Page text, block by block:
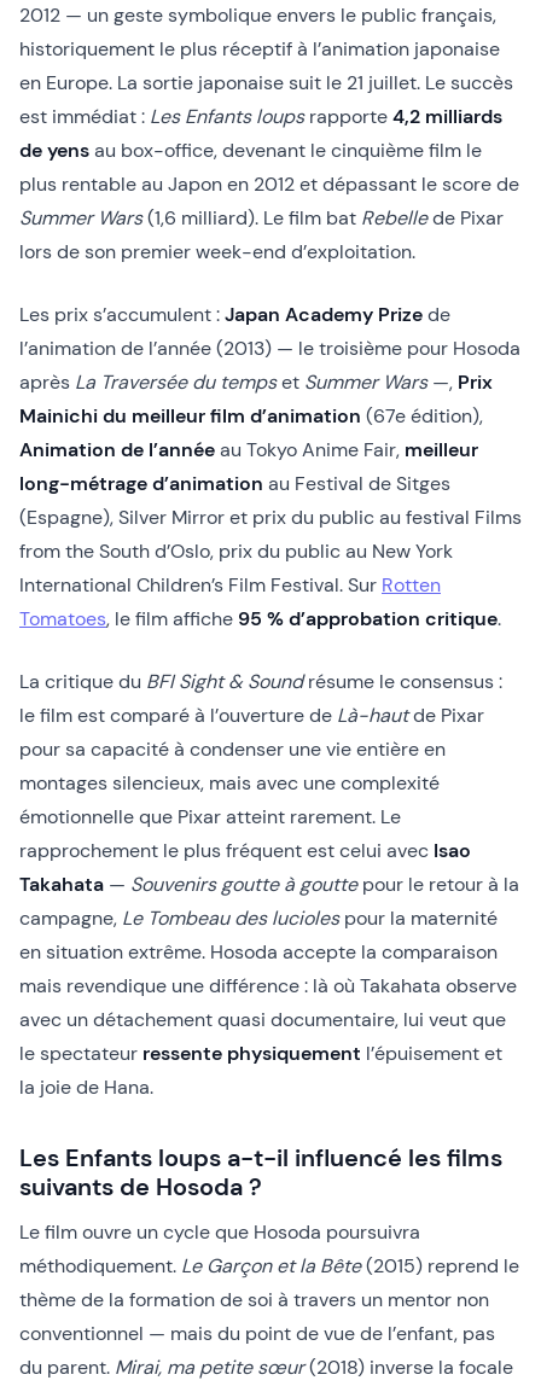
2012 — un geste symbolique envers le public français,
historiquement le plus réceptif à l’animation japonaise
en Europe. La sortie japonaise suit le 21 juillet. Le succès
est immédiat : Les Enfants loupsrapporte4,2 milliards
de yensau box-office, devenant le cinquième film le
plus rentable au Japon en 2012 et dépassant le score de
Summer Wars(1,6 milliard). Le film bat Rebellede Pixar
lors de son premier week-end d’exploitation.
Les prix s’accumulent :Japan Academy Prizede
l’animation de l’année (2013) — le troisième pour Hosoda
après La Traversée du tempset Summer Wars—, Prix
Mainichi du meilleur film d’animation (67e édition),
Animation de l’annéeau Tokyo Anime Fair, meilleur
long-métrage d’animation au Festival de Sitges
(Espagne), Silver Mirror et prix du public au festival Films
from the South d’Oslo, prix du public au New York
International Children’s Film Festival. Sur Rotten
Tomatoes, le film affiche 95 % d’approbation critique.
La critique du BFI Sight & Soundrésume le consensus :
le film est comparé à l’ouverture de Là-hautde Pixar
pour sa capacité à condenser une vie entière en
montages silencieux, mais avec une complexité
émotionnelle que Pixar atteint rarement. Le
rapprochement le plus fréquent est celui avec Isao
Takahata — Souvenirs goutte à gouttepour le retour à la
campagne, Le Tombeau des luciolespour la maternité
en situation extrême. Hosoda accepte la comparaison
mais revendique une différence : là où Takahata observe
avec un détachement quasi documentaire, lui veut que
le spectateur ressente physiquement l’épuisement et
la joie de Hana.
Les Enfants loups a-t-il influencé les films
suivants de Hosoda ?
Le film ouvre un cycle que Hosoda poursuivra
méthodiquement. Le Garçon et la Bête(2015) reprend le
thème de la formation de soi à travers un mentor non
conventionnel — mais du point de vue de l’enfant, pas
du parent. Mirai, ma petite sœur(2018) inverse la focale